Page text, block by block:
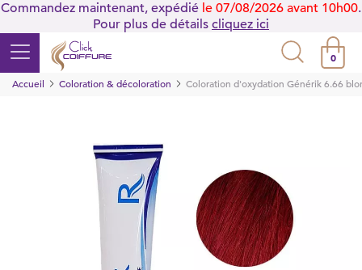
Commandez maintenant, expédié le 07/08/2026 avant 10h00.
Pour plus de détails cliquez ici
0
Accueil
Coloration & décoloration Coloration d'oxydation Générik 6.66